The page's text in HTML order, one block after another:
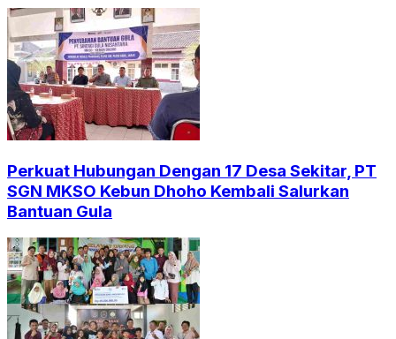
Perkuat Hubungan Dengan 17 Desa Sekitar, PT
SGN MKSO Kebun Dhoho Kembali Salurkan
Bantuan Gula